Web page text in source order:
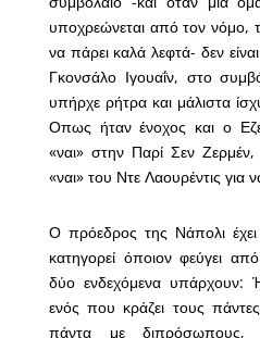
υποχρεώνεται από τον νόμο,
να πάρει καλά λεφτά- δεν
Γκονσάλο Ιγουαΐν, στο
υπήρχε ρήτρα και μάλιστα
Οπως ήταν ένοχος και ο
«ναι» στην Παρί Σεν Ζερμέν,
«ναι» του Ντε Λαουρέντις για
Ο πρόεδρος της Νάπολι
κατηγορεί όποιον φεύγει
δύο ενδεχόμενα υπάρχουν:
ενός που κράζει τους
πάντα με διπρόσωπους,